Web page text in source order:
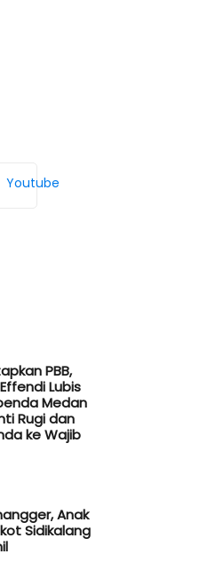
Youtube
PBB,
Lubis
Medan
Rugi dan
ke Wajib
Anak
Sidikalang